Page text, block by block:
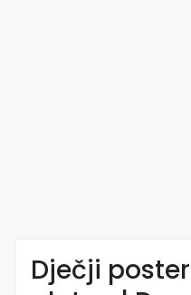
Dječji